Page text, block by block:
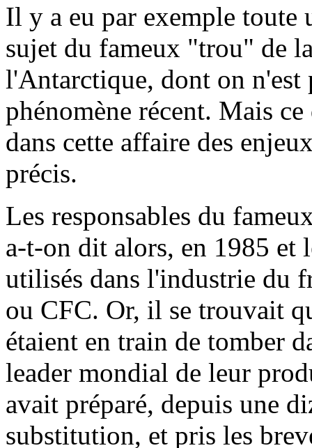
Il y a eu par exemple toute
sujet du fameux "trou" de
l'Antarctique, dont on n'est
phénomène récent. Mais
dans cette affaire des
précis.
Les responsables du
a-t-on dit alors, en 1985 et
utilisés dans l'industrie du
ou CFC. Or, il se trouvait
étaient en train de tomber
leader mondial de leur
avait préparé, depuis une
substitution, et pris les